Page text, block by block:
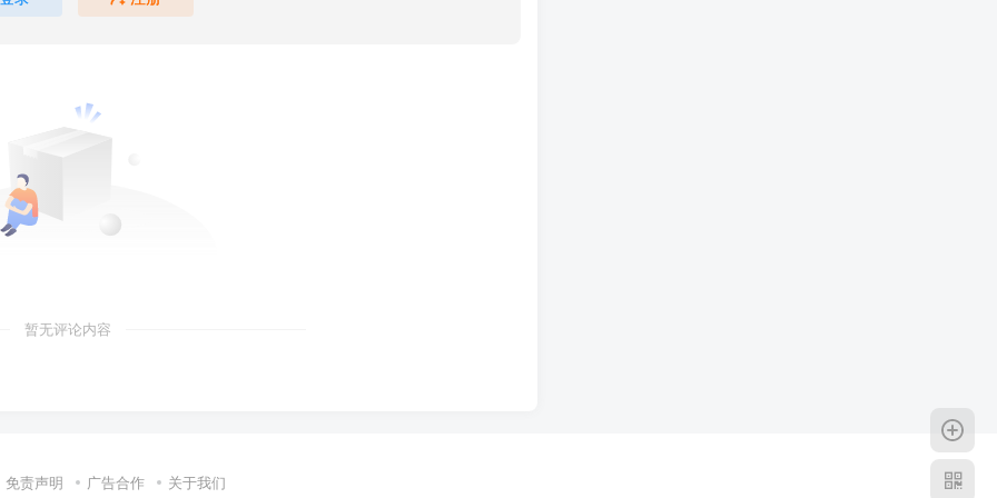
暂无评论内容
免责声明 广告合作 关于我们